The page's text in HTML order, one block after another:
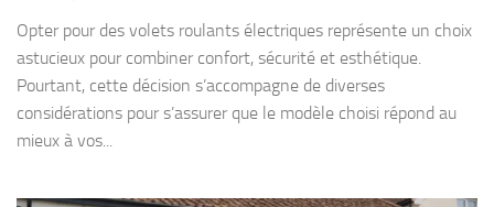
Opter pour des volets roulants électriques représente un choix
astucieux pour combiner confort, sécurité et esthétique.
Pourtant, cette décision s’accompagne de diverses
considérations pour s’assurer que le modèle choisi répond au
mieux à vos...